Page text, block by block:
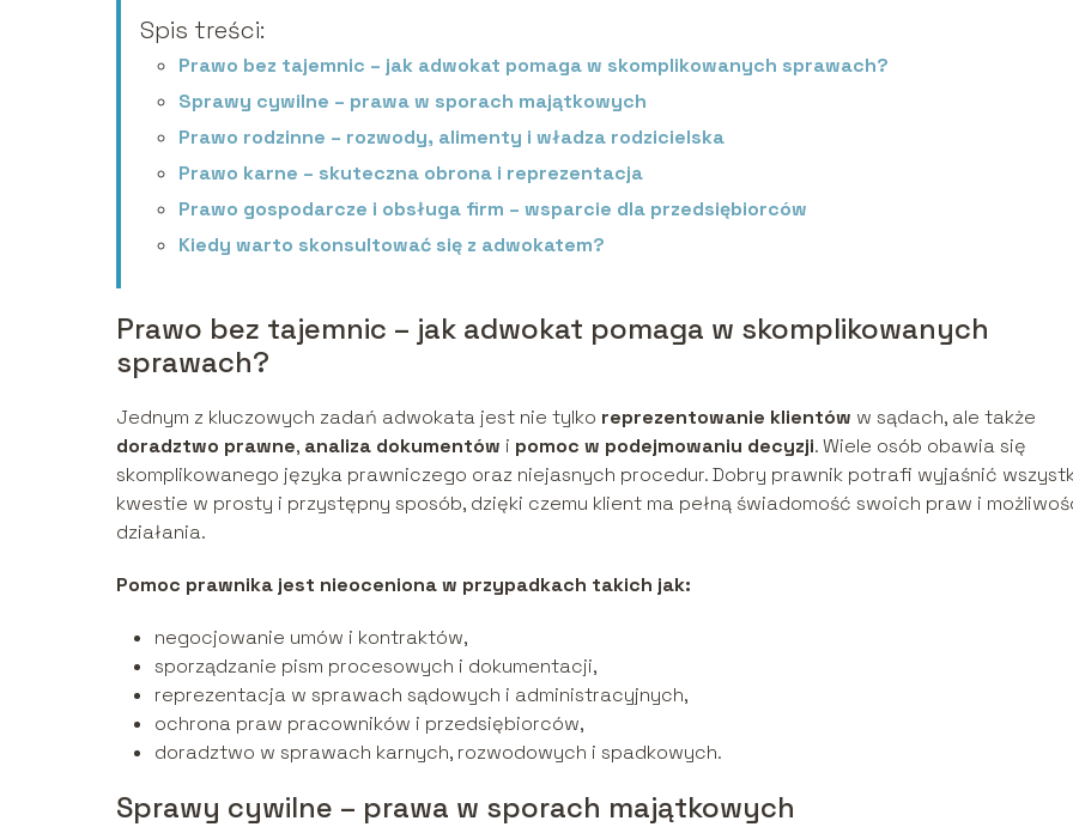
Spis treści:
Prawo bez tajemnic – jak adwokat pomaga w skomplikowanych sprawach?
Sprawy cywilne – prawa w sporach majątkowych
Prawo rodzinne – rozwody, alimenty i władza rodzicielska
Prawo karne – skuteczna obrona i reprezentacja
Prawo gospodarcze i obsługa firm – wsparcie dla przedsiębiorców
Kiedy warto skonsultować się z adwokatem?
Prawo bez tajemnic – jak adwokat pomaga w skomplikowanych
sprawach?
Jednym z kluczowych zadań adwokata jest nie tylko reprezentowanie klientów w sądach, ale także
doradztwo prawne, analiza dokumentów i pomoc w podejmowaniu decyzji. Wiele osób obawia się
skomplikowanego języka prawniczego oraz niejasnych procedur. Dobry prawnik potrafi wyjaśnić
kwestie w prosty i przystępny sposób, dzięki czemu klient ma pełną świadomość swoich praw i
działania.
Pomoc prawnika jest nieoceniona w przypadkach takich jak:
negocjowanie umów i kontraktów,
sporządzanie pism procesowych i dokumentacji,
reprezentacja w sprawach sądowych i administracyjnych,
ochrona praw pracowników i przedsiębiorców,
doradztwo w sprawach karnych, rozwodowych i spadkowych.
Sprawy cywilne – prawa w sporach majątkowych